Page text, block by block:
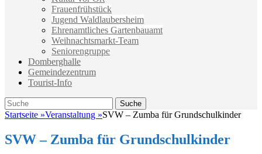
Frauenfrühstück
Jugend Waldlaubersheim
Ehrenamtliches Gartenbauamt
Weihnachtsmarkt-Team
Seniorengruppe
Domberghalle
Gemeindezentrum
Tourist-Info
Suche
Suche
nach:
Startseite »Veranstaltung »SVW – Zumba für Grundschulkinder
SVW – Zumba für Grundschulkinder